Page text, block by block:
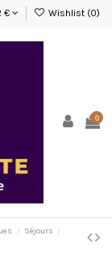
€ Wishlist (0)
0
Séjours